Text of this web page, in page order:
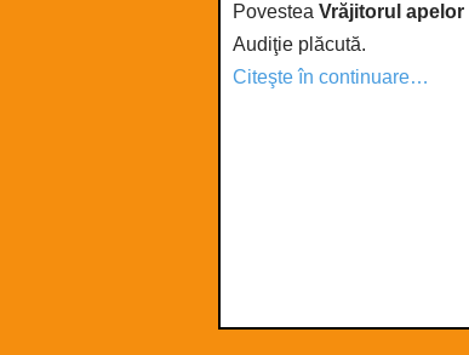
Povestea Vrăjitorul apelor
Audiţie plăcută.
Citeşte în continuare…